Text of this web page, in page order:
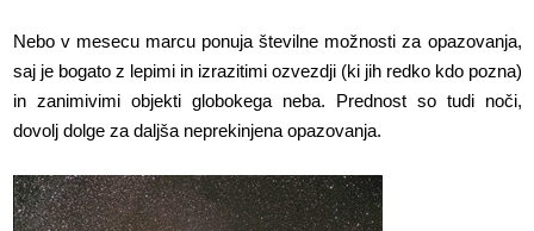
Nebo v mesecu marcu ponuja številne možnosti za opazovanja,
saj je bogato z lepimi in izrazitimi ozvezdji (ki jih redko kdo pozna)
in zanimivimi objekti globokega neba. Prednost so tudi noči,
dovolj dolge za daljša neprekinjena opazovanja.